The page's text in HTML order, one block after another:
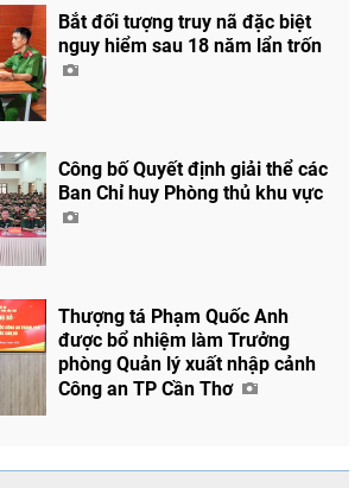
Bắt đối tượng truy nã đặc biệt
nguy hiểm sau 18 năm lẩn trốn
Công bố Quyết định giải thể các
Ban Chỉ huy Phòng thủ khu vực
Thượng tá Phạm Quốc Anh
được bổ nhiệm làm Trưởng
phòng Quản lý xuất nhập cảnh
Công an TP Cần Thơ